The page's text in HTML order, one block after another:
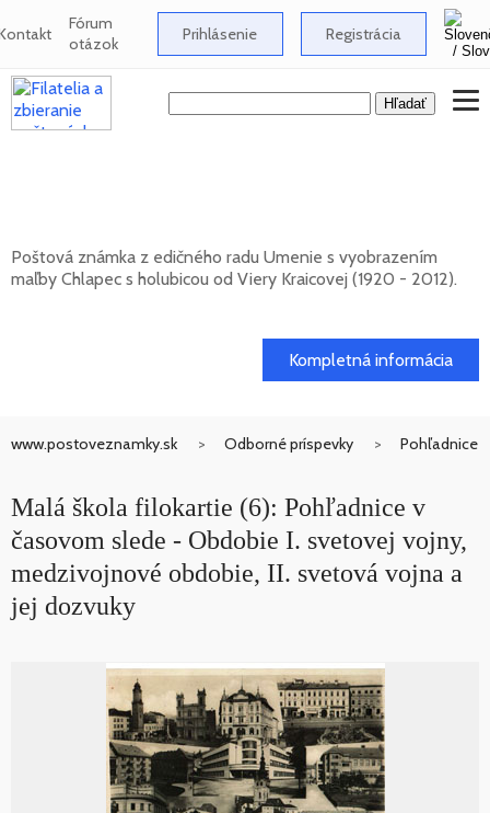
Fórum
otázok Prihlásenie Registrácia
Poštová známka z edičného radu Umenie s vyobrazením
maľby Chlapec s holubicou od Viery Kraicovej (1920 - 2012).
Kompletná informácia
www.postoveznamky.sk Odborné príspevky Pohľadnice
Malá škola filokartie (6): Pohľadnice v
časovom slede - Obdobie I. svetovej vojny,
medzivojnové obdobie, II. svetová vojna a
jej dozvuky